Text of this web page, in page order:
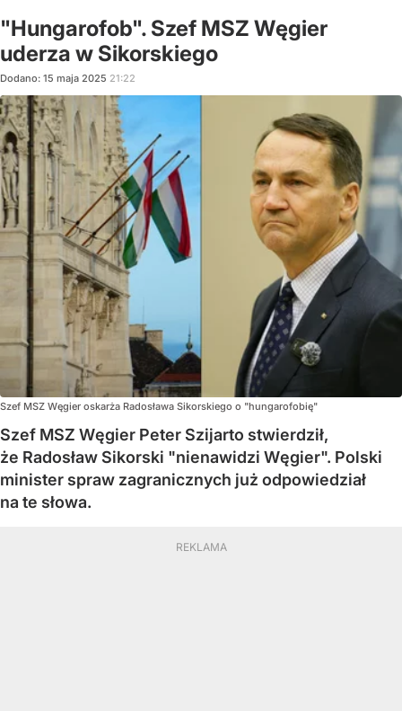
"Hungarofob". Szef MSZ Węgier
uderza w Sikorskiego
Dodano: 15 maja 2025 21:22
Szef MSZ Węgier oskarża Radosława Sikorskiego o "hungarofobię"
Szef MSZ Węgier Peter Szijarto stwierdził,
że Radosław Sikorski "nienawidzi Węgier". Polski
minister spraw zagranicznych już odpowiedział
na te słowa.